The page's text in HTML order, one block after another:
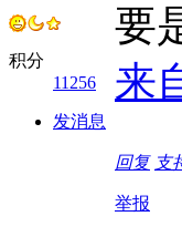
积分
11256
发消息
要
来
回复 支
举报